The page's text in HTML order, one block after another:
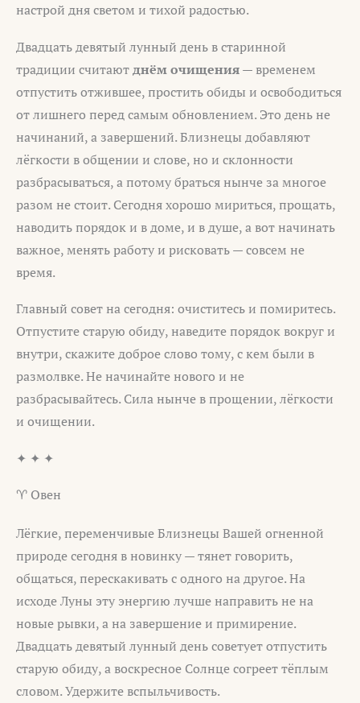
настрой дня светом и тихой радостью.
Двадцать девятый лунный день в старинной
традиции считаютднём очищения— временем
отпустить отжившее, простить обиды и освободиться
от лишнего перед самым обновлением. Это день не
начинаний, а завершений. Близнецы добавляют
лёгкости в общении и слове, но и склонности
разбрасываться, а потому браться нынче за многое
разом не стоит. Сегодня хорошо мириться, прощать,
наводить порядок и в доме, и в душе, а вот начинать
важное, менять работу и рисковать — совсем не
время.
Главный совет на сегодня: очиститесь и помиритесь.
Отпустите старую обиду, наведите порядок вокруг и
внутри, скажите доброе слово тому, с кем были в
размолвке. Не начинайте нового и не
разбрасывайтесь. Сила нынче в прощении, лёгкости
и очищении.
✦ ✦ ✦
♈ Овен
Лёгкие, переменчивые Близнецы Вашей огненной
природе сегодня в новинку — тянет говорить,
общаться, перескакивать с одного на другое. На
исходе Луны эту энергию лучше направить не на
новые рывки, а на завершение и примирение.
Двадцать девятый лунный день советует отпустить
старую обиду, а воскресное Солнце согреет тёплым
словом. Удержите вспыльчивость.